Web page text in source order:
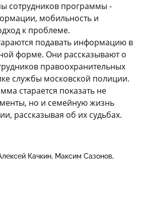
сотрудников программы -
мобильность и
к проблеме.
подавать информацию в
форме. Они рассказывают о
правоохранительных
службы московской полиции.
старается показать не
но и семейную жизнь
рассказывая об их судьбах.
Качкин Максим Сазонов